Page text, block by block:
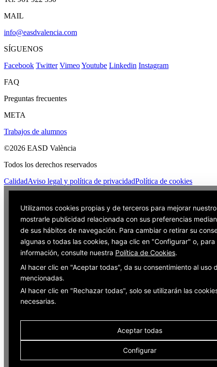
MAIL
info@easdvalencia.com
SÍGUENOS
Facebook Twitter VimeoYoutube Linkedin Instagram
FAQ
Preguntas frecuentes
META
Trabajos de alumnos
©2026 EASD València
Todos los derechos reservados
CalidadAviso legal y política de privacidadPolítica de cookies
Utilizamos cookies propias y de terceros para mejorar
mostrarle publicidad relacionada con sus preferencias
de sus hábitos de navegación. Para cambiar o retirar su
algunas o todas las cookies, haga clic en "Configurar" o, para
información, consulte nuestra Política de Cookies.
Al hacer clic en "Aceptar todas", da su consentimiento al uso
mencionadas.
Al hacer clic en "Rechazar todas", solo se utilizarán las
necesarias.
Aceptar todas
Configurar